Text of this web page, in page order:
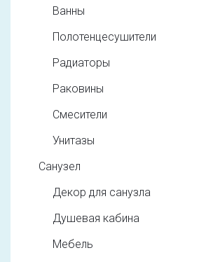
Ванны
Полотенцесушители
Радиаторы
Раковины
Смесители
Унитазы
Санузел
Декор для санузла
Душевая кабина
Мебель